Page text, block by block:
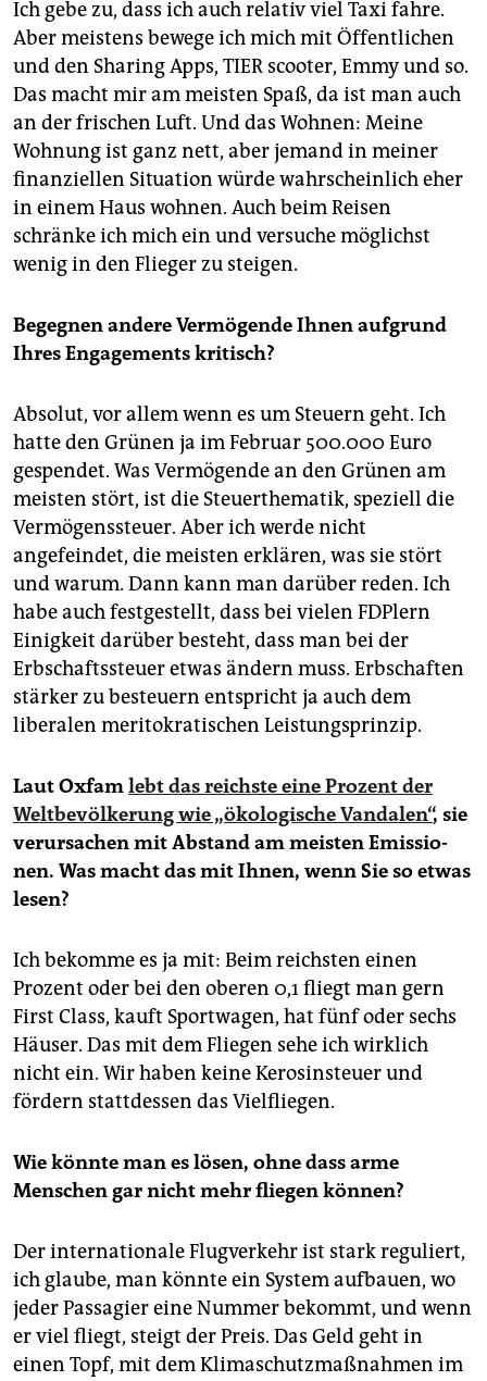
Ich gebe zu, dass ich auch relativ viel Taxi fahre.
Aber meistens bewege ich mich mit Öffentlichen
und den Sharing Apps, TIER scooter, Emmy und so.
Das macht mir am meisten Spaß, da ist man auch
an der frischen Luft. Und das Wohnen: Meine
Wohnung ist ganz nett, aber jemand in meiner
finanziellen Situation würde wahrscheinlich eher
in einem Haus wohnen. Auch beim Reisen
schränke ich mich ein und versuche möglichst
wenig in den Flieger zu steigen.
Begegnen andere Vermögende Ihnen aufgrund
Ihres Engagements kritisch?
Absolut, vor allem wenn es um Steuern geht. Ich
hatte den Grünen ja im Februar 500.000 Euro
gespendet. Was Vermögende an den Grünen am
meisten stört, ist die Steuerthematik, speziell die
Vermögenssteuer. Aber ich werde nicht
angefeindet, die meisten erklären, was sie stört
und warum. Dann kann man darüber reden. Ich
habe auch festgestellt, dass bei vielen FDPlern
Einigkeit darüber besteht, dass man bei der
Erbschaftssteuer etwas ändern muss. Erbschaften
stärker zu besteuern entspricht ja auch dem
liberalen meritokratischen Leistungsprinzip.
Laut Oxfamlebt das reichste eine Prozent der
Weltbevölkerung wie „ökologische Vandalen“, sie
verursachen mit Abstand am meisten Emis­sio­
nen. Was macht das mit Ihnen, wenn Sie so etwas
lesen?
Ich bekomme es ja mit: Beim reichsten einen
Prozent oder bei den oberen 0,1 fliegt man gern
First Class, kauft Sportwagen, hat fünf oder sechs
Häuser. Das mit dem Fliegen sehe ich wirklich
nicht ein. Wir haben keine Kerosinsteuer und
fördern stattdessen das Vielfliegen.
Wie könnte man es lösen, ohne dass arme
Menschen gar nicht mehr fliegen können?
Der internationale Flugverkehr ist stark reguliert,
ich glaube, man könnte ein System aufbauen, wo
jeder Passagier eine Nummer bekommt, und wenn
er viel fliegt, steigt der Preis. Das Geld geht in
einen Topf, mit dem Klimaschutzmaßnahmen im